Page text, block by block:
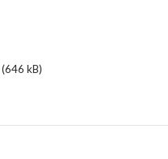
(646 kB)